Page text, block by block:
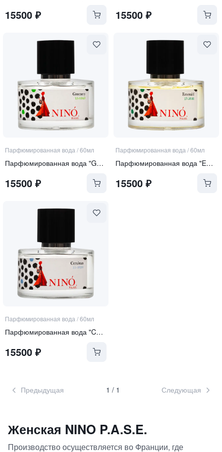
15500 ₽ 15500₽
Парфюмированная вода/60мл
Парфюмированная вода "GREENERY"
15500 ₽
Парфюмированная вода/60мл
Парфюмированная вода "EMERALD"
15500₽
Парфюмированная вода /60мл
Парфюмированная вода "CERULEAN"
15500 ₽
Предыдущая 1 / 1 Следующая
Женская NINO P.A.S.E.
Производство осуществляется во Франции, где